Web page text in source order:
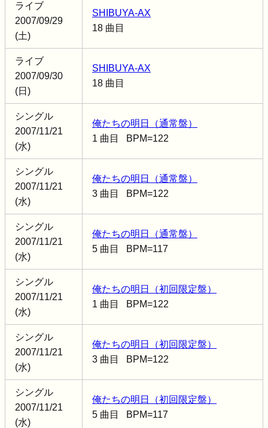
ライブ
2007/09/29
(土)
SHIBUYA-AX
18 曲目
ライブ
2007/09/30
(日)
SHIBUYA-AX
18 曲目
シングル
2007/11/21
(水)
俺たちの明日（通常盤）
1 曲目 BPM=122
シングル
2007/11/21
(水)
俺たちの明日（通常盤）
3 曲目 BPM=122
シングル
2007/11/21
(水)
俺たちの明日（通常盤）
5 曲目 BPM=117
シングル
2007/11/21
(水)
俺たちの明日（初回限定盤）
1 曲目 BPM=122
シングル
2007/11/21
(水)
俺たちの明日（初回限定盤）
3 曲目 BPM=122
シングル
2007/11/21
(水)
俺たちの明日（初回限定盤）
5 曲目 BPM=117